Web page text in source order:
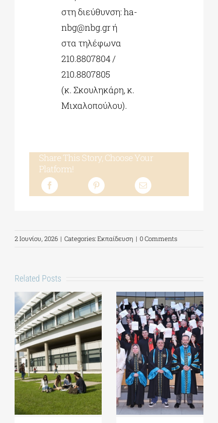
στη διεύθυνση:ha-
nbg@nbg.grή
στα τηλέφωνα
210.8807804 /
210.8807805
(κ. Σκουληκάρη, κ.
Μιχαλοπούλου).
Share This Story, Choose Your
Platform!
2 Ιουνίου, 2026 | Categories:Εκπαίδευση | 0 Comments
Related Posts